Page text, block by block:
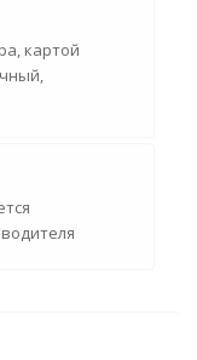
картой